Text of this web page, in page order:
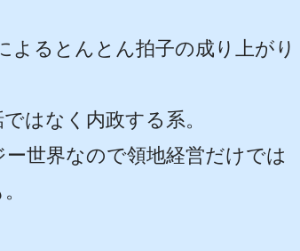
よるとんとん拍子の成り上がり
はなく内政する系。
世界なので領地経営だけでは